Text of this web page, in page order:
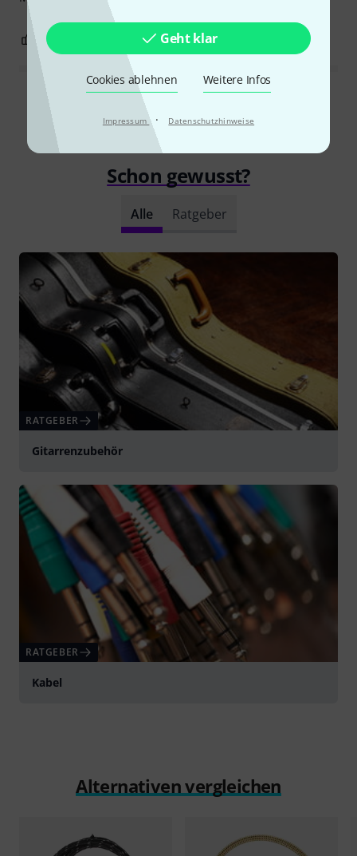
Geht klar
Cookies ablehnen Weitere Infos
Impressum · Datenschutzhinweise
BEWERTUNG MELDEN
Alle Bewertungen lesen
Schon gewusst?
Alle Ratgeber
RATGEBER
Gitarrenzubehör
RATGEBER
Kabel
Alternativen vergleichen